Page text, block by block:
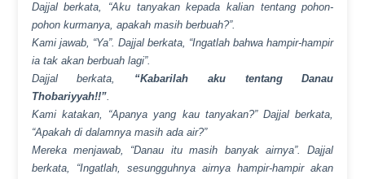
Dajjal berkata, “Aku tanyakan kepada kalian tentang pohon-
pohon kurmanya, apakah masih berbuah?”.
Kami jawab, “Ya”. Dajjal berkata, “Ingatlah bahwa hampir-hampir
ia tak akan berbuah lagi”.
Dajjal berkata, “Kabarilah aku tentang Danau
Thobariyyah!!”.
Kami katakan, “Apanya yang kau tanyakan?” Dajjal berkata,
“Apakah di dalamnya masih ada air?”
Mereka menjawab, “Danau itu masih banyak airnya”. Dajjal
berkata, “Ingatlah, sesungguhnya airnya hampir-hampir akan